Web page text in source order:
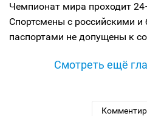
Чемпионат мира проходит
Спортсмены с российскими и
паспортами не допущены к
Смотреть ещё